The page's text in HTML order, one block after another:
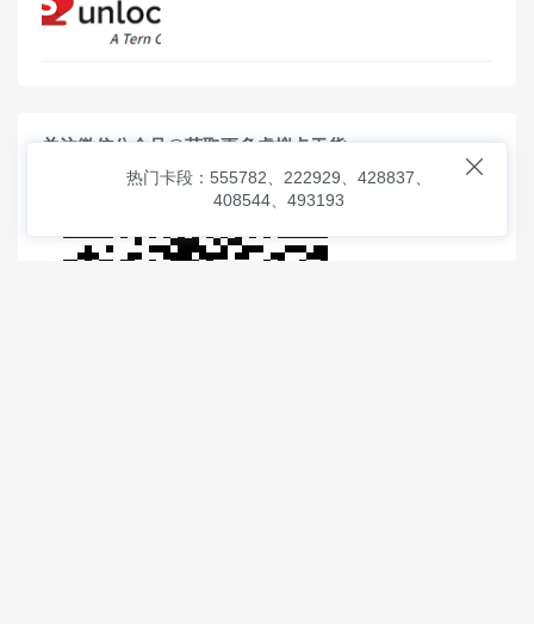
关注微信公众号@获取更多虚拟卡干货

热门卡段：555782、222929、428837、
408544、493193